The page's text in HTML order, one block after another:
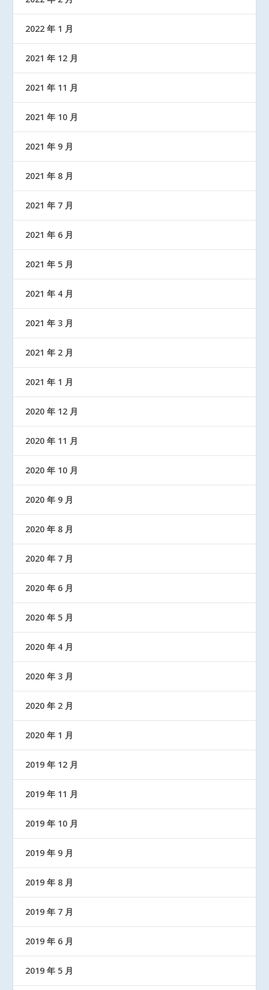
2022 年 1 月
2021 年 12 月
2021 年 11 月
2021 年 10 月
2021 年 9 月
2021 年 8 月
2021 年 7 月
2021 年 6 月
2021 年 5 月
2021 年 4 月
2021 年 3 月
2021 年 2 月
2021 年 1 月
2020 年 12 月
2020 年 11 月
2020 年 10 月
2020 年 9 月
2020 年 8 月
2020 年 7 月
2020 年 6 月
2020 年 5 月
2020 年 4 月
2020 年 3 月
2020 年 2 月
2020 年 1 月
2019 年 12 月
2019 年 11 月
2019 年 10 月
2019 年 9 月
2019 年 8 月
2019 年 7 月
2019 年 6 月
2019 年 5 月